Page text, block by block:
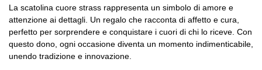
La scatolina cuore strass rappresenta un simbolo di amore e
attenzione ai dettagli. Un regalo che racconta di affetto e cura,
perfetto per sorprendere e conquistare i cuori di chi lo riceve. Con
questo dono, ogni occasione diventa un momento indimenticabile,
unendo tradizione e innovazione.